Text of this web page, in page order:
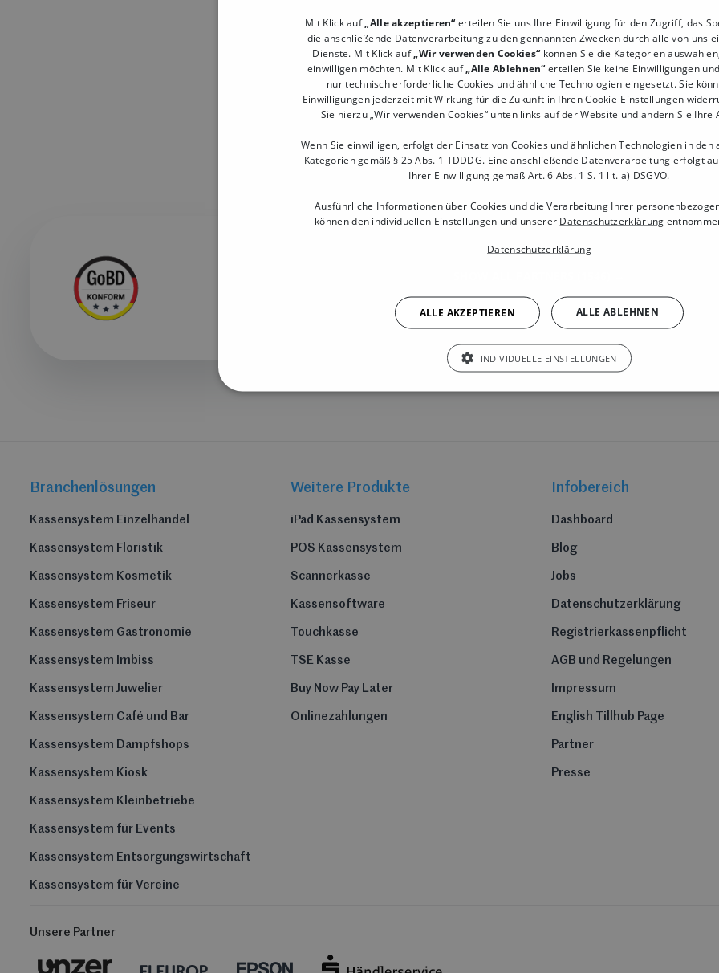
BERATUNG ANFORDERN
Branchenlösungen
Kassensystem Einzelhandel
Kassensystem Floristik
Kassensystem Kosmetik
Kassensystem Friseur
Kassensystem Gastronomie
Kassensystem Imbiss
Kassensystem Juwelier
Kassensystem Café und Bar
Kassensystem Dampfshops
Kassensystem Kiosk
Kassensystem Kleinbetriebe
Kassensystem für Events
Kassensystem Entsorgungswirtschaft
Kassensystem für Vereine
Weitere Produkte
iPad Kassensystem
POS Kassensystem
Scannerkasse
Kassensoftware
Touchkasse
TSE Kasse
Buy Now Pay Later
Onlinezahlungen
Infobereich
Dashboard
Blog
Jobs
Datenschutzerklärung
Registrierkassenpflicht
AGB und Regelungen
Impressum
English Tillhub Page
Partner
Presse
Unsere Partner
Mit Klick auf„Alle akzeptieren“ erteilen Sie uns Ihre Einwilligung für den Zugriff, das
die anschließende Datenverarbeitung zu den gennannten Zwecken durch alle von uns
Dienste. Mit Klick auf„Wir verwenden Cookies“ können Sie die Kategorien
einwilligen möchten. Mit Klick auf„Alle Ablehnen“ erteilen Sie keine Einwilligungen
nur technisch erforderliche Cookies und ähnliche Technologien eingesetzt. Sie
Einwilligungen jederzeit mit Wirkung für die Zukunft in Ihren Cookie-Einstellungen
Sie hierzu „Wir verwenden Cookies“ unten links auf der Website und ändern Sie Ihre
Wenn Sie einwilligen, erfolgt der Einsatz von Cookies und ähnlichen Technologien in
Kategorien gemäß § 25 Abs. 1 TDDDG. Eine anschließende Datenverarbeitung erfolgt
Ihrer Einwilligung gemäß Art. 6 Abs. 1 S. 1 lit. a) DSGVO.
Ausführliche Informationen über Cookies und die Verarbeitung Ihrer
können den individuellen Einstellungen und unserer Datenschutzerklärung
Datenschutzerklärung
ALLE AKZEPTIEREN ALLE ABLEHNEN
INDIVIDUELLE EINSTELLUNGEN